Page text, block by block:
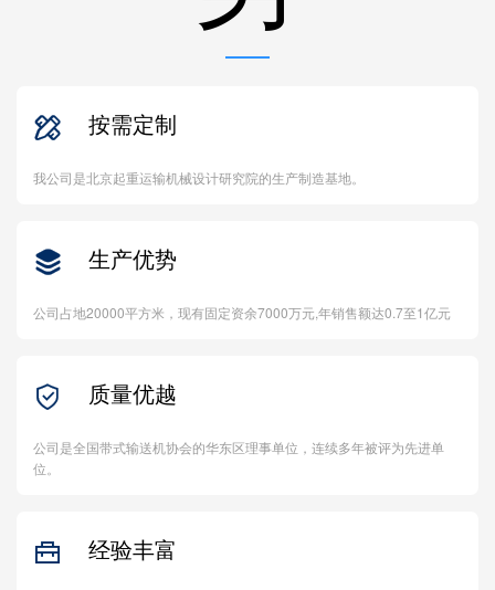
 按需定制
我公司是北京起重运输机械设计研究院的生产制造基地。
 生产优势
公司占地20000平方米，现有固定资余7000万元,年销售额达0.7至1亿元
 质量优越
公司是全国带式输送机协会的华东区理事单位，连续多年被评为先进单
位。
 经验丰富